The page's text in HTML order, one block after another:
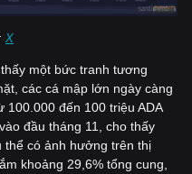
X
một bức tranh tương
các cá mập lớn ngày càng
100.000 đến 100 triệu ADA
đầu tháng 11, cho thấy
thể có ảnh hưởng trên thị
khoảng 29,6% tổng cung,